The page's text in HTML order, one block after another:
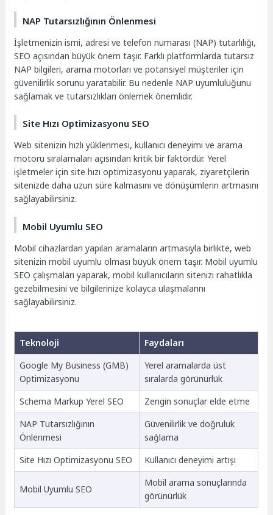
NAP Tutarsızlığının Önlenmesi
İşletmenizin ismi, adresi ve telefon numarası (NAP) tutarlılığı,
SEO açısından büyük önem taşır. Farklı platformlarda tutarsız
NAP bilgileri, arama motorları ve potansiyel müşteriler için
güvenilirlik sorunu yaratabilir. Bu nedenle NAP uyumluluğunu
sağlamak ve tutarsızlıkları önlemek önemlidir.
Site Hızı Optimizasyonu SEO
Web sitenizin hızlı yüklenmesi, kullanıcı deneyimi ve arama
motoru sıralamaları açısından kritik bir faktördür. Yerel
işletmeler için site hızı optimizasyonu yaparak, ziyaretçilerin
sitenizde daha uzun süre kalmasını ve dönüşümlerin artmasını
sağlayabilirsiniz.
Mobil Uyumlu SEO
Mobil cihazlardan yapılan aramaların artmasıyla birlikte, web
sitenizin mobil uyumlu olması büyük önem taşır. Mobil uyumlu
SEO çalışmaları yaparak, mobil kullanıcıların sitenizi rahatlıkla
gezebilmesini ve bilgilerinize kolayca ulaşmalarını
sağlayabilirsiniz.
Teknoloji
Faydaları
Google My Business (GMB)
Optimizasyonu
Yerel aramalarda üst
sıralarda görünürlük
Schema Markup Yerel SEO
Zengin sonuçlar elde etme
NAP Tutarsızlığının
Önlenmesi
Güvenilirlik ve doğruluk
sağlama
Site Hızı Optimizasyonu SEO
Kullanıcı deneyimi artışı
Mobil Uyumlu SEO
Mobil arama sonuçlarında
görünürlük